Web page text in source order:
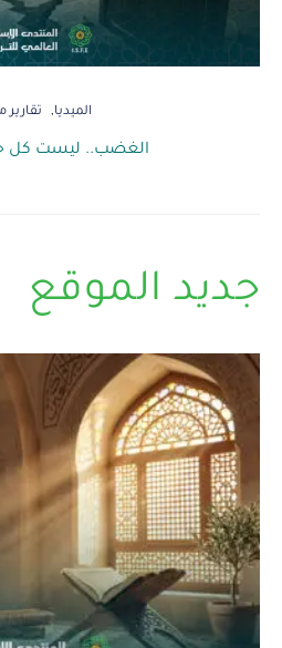
الميديا تقارير
الغضب.. ليست كل
جديد الموقع